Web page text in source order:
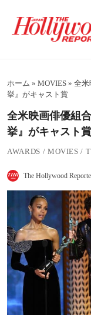
プホーム » MOVIES » 全米
挙』がキャスト賞
全米映画俳優組
挙』がキャスト賞
AWARDS / MOVIES /
The Hollywood